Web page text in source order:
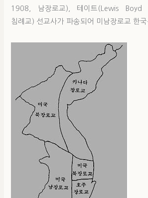
1908, 남장로교), 테이트(Lewis Boyd
침례교) 선교사가 파송되어 미남장로교 한국